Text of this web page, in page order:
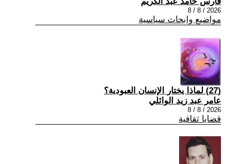
2026 / 8 / 8
مواضيع وابحاث سياسية
(27) لماذا يختار الإنسان العبودية؟
عامر عبد زيد الوائلي
2026 / 8 / 8
قضايا ثقافية